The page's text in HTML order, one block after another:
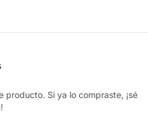
producto. Si ya lo compraste, ¡sé